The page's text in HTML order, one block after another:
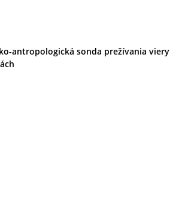
antropologická sonda prežívania viery